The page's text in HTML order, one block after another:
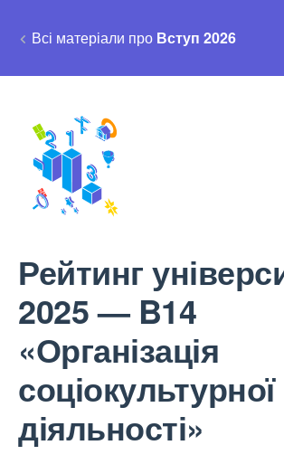
Всі матеріали про Вступ 2026
Рейтинг
2025 — B14
«Організація
соціокультурної
діяльності»